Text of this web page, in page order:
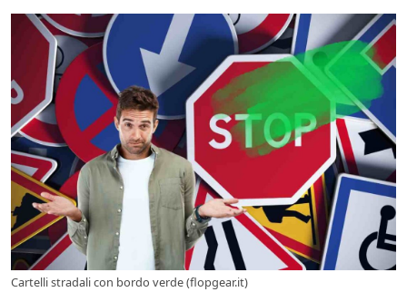
Cartelli stradali con bordo verde (flopgear.it)